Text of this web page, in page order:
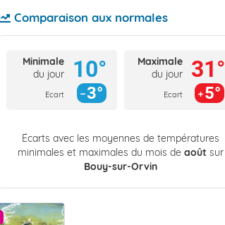
Comparaison aux normales
Minimale
du jour
Ecart
10°
3°
Maximale
du jour
Ecart
31°
5°
Écarts avec les moyennes de températures
minimales et maximales du mois de août sur
Bouy-sur-Orvin